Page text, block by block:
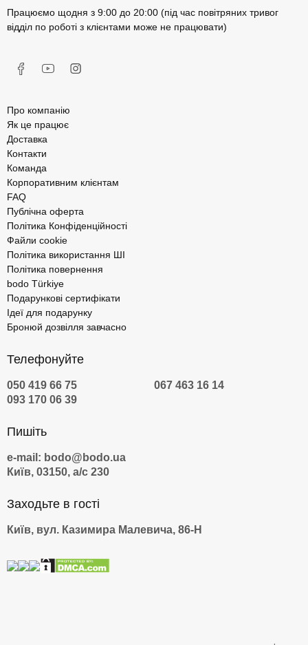
Працюємо щодня з 9:00 до 20:00 (під час повітряних тривог
відділ по роботі з клієнтами може не працювати)
Про компанію
Як це працює
Доставка
Контакти
Команда
Корпоративним клієнтам
FAQ
Публічна оферта
Політика Конфіденційності
Файли cookie
Політика використання ШІ
Політика повернення
bodo Türkiye
Подарункові сертифікати
Ідеї для подарунку
Бронюй дозвілля завчасно
Телефонуйте
050 419 66 75
067 463 16 14
093 170 06 39
Пишіть
e-mail: bodo@bodo.ua
Київ, 03150, а/с 230
Заходьте в гості
Київ, вул. Казимира Малевича, 86-Н